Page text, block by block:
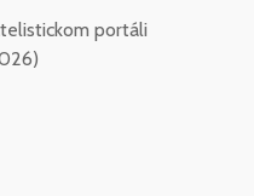
portáli